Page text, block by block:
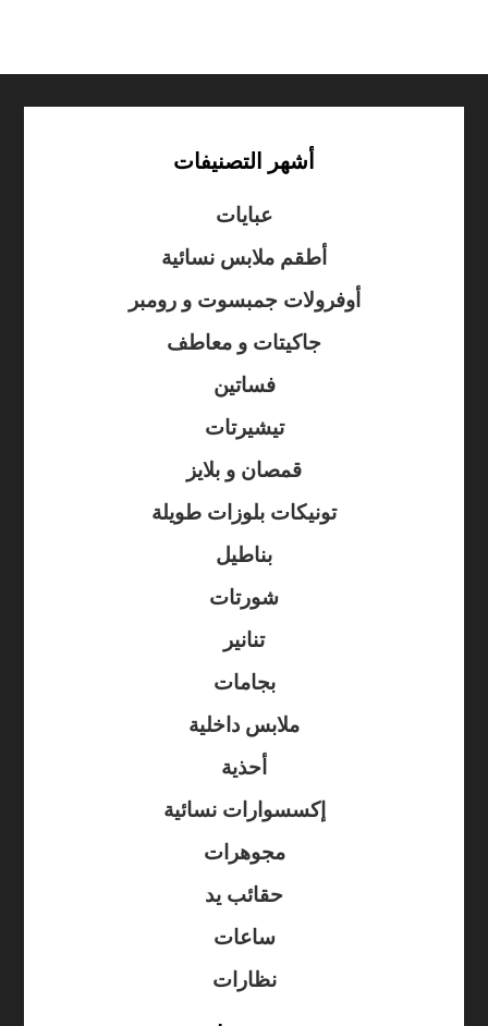
أشهر التصنيفات
عبايات
أطقم ملابس نسائية
أوفرولات جمبسوت و رومبر
جاكيتات و معاطف
فساتين
تيشيرتات
قمصان و بلايز
تونيكات بلوزات طويلة
بناطيل
شورتات
تنانير
بجامات
ملابس داخلية
أحذية
إكسسوارات نسائية
مجوهرات
حقائب يد
ساعات
نظارات